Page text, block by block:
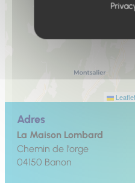
Leaflet
Adres
La Maison Lombard
Chemin de l'orge
04150 Banon